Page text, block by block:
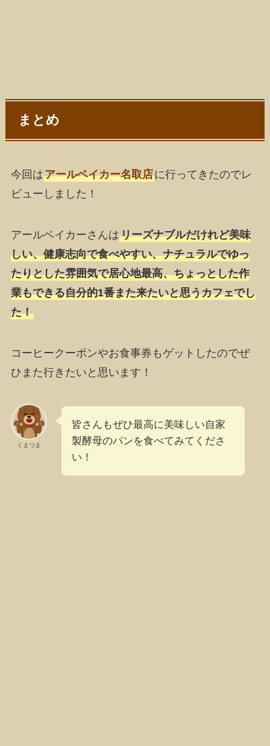
まとめ
今回はアールベイカー名取店に行ってきたのでレ
ビューしました！
アールベイカーさんはリーズナブルだけれど美味
しい、健康志向で食べやすい、ナチュラルでゆっ
たりとした雰囲気で居心地最高、ちょっとした作
業もできる自分的1番また来たいと思うカフェでし
た！
コーヒークーポンやお食事券もゲットしたのでぜ
ひまた行きたいと思います！
くまつま
皆さんもぜひ最高に美味しい自家
製酵母のパンを食べてみてくださ
い！